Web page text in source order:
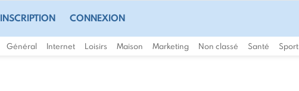
INSCRIPTION CONNEXION
Général Internet Loisirs Maison Marketing Non classé Santé Sport